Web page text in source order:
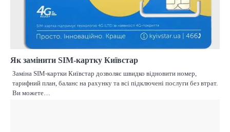
Як замінити SIM-картку Київстар
Заміна SIM-картки Київстар дозволяє швидко відновити номер,
тарифний план, баланс на рахунку та всі підключені послуги без втрат.
Ви можете…